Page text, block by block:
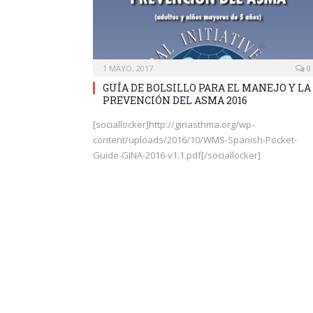
1 MAYO, 2017 0
GUÍA DE BOLSILLO PARA EL MANEJO Y LA
PREVENCIÓN DEL ASMA 2016
[sociallocker]http://ginasthma.org/wp-
content/uploads/2016/10/WMS-Spanish-Pocket-
Guide-GINA-2016-v1.1.pdf[/sociallocker]